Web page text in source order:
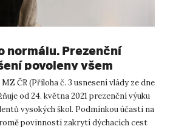
normálu. Prezenční
povoleny všem
ČR (Příloha č. 3 usnesení vlády ze dne
od 24. května 2021 prezenční výuku
vysokých škol. Podmínkou účasti na
povinnosti zakrytí dýchacích cest